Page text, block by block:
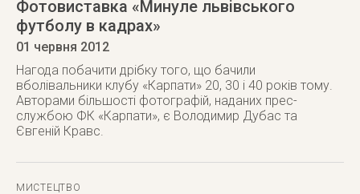
ПУБЛІКАЦІЇ
ДОВІДКА
Фотовиставка «Минуле львівського
футболу в кадрах»
01 червня 2012
Нагода побачити дрібку того, що бачили
вболівальники клубу «Карпати» 20, 30 і 40 років тому.
Авторами більшості фотографій, наданих прес-
службою ФК «Карпати», є Володимир Дубас та
Євгеній Кравс.
МИСТЕЦТВО